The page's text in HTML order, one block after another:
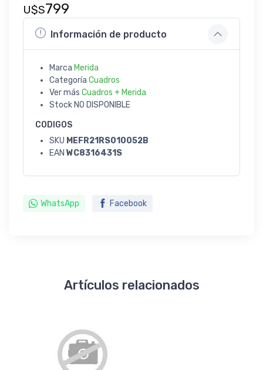
U$S799
Información de producto
Marca Merida
Categoría Cuadros
Ver más Cuadros + Merida
StockNO DISPONIBLE
CODIGOS
SKU MEFR21RS010052B
EAN WC8316431S
WhatsApp Facebook
Artículos relacionados